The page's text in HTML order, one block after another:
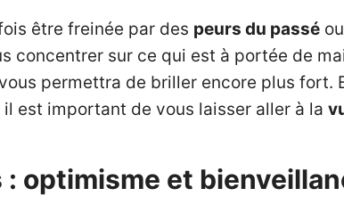
être freinée par des peurs du passé
concentrer sur ce qui est à portée de
permettra de briller encore plus fort.
est important de vous laisser aller à la
optimisme et